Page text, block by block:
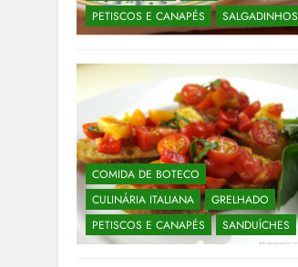
PETISCOS E CANAPÉS
SALGADINHOS
COMIDA DE BOTECO
CULINÁRIA ITALIANA
GRELHADO
PETISCOS E CANAPÉS
SANDUÍCHES